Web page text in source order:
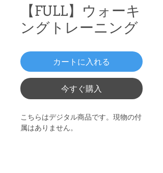
【FULL】ウォーキ
ングトレーニング
カートに入れる
今すぐ購入
こちらはデジタル商品です。現物の付
属はありません。